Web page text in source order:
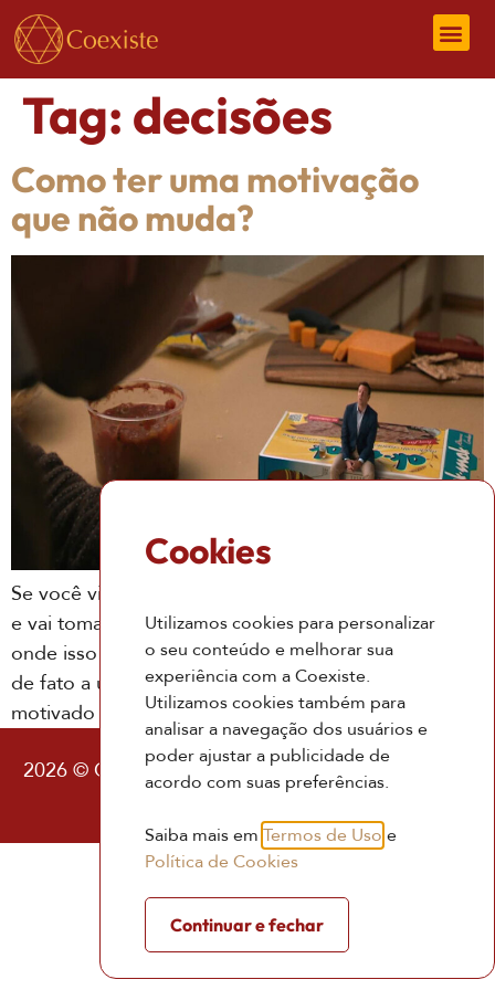
Tag: decisões
Como ter uma motivação
que não muda?
Se você vive buscando algo para se sentir motivado,
e vai tomando uma série de decisões sem saber
onde isso vai dar, e no fim, parece que nada chega
de fato a um lugar, saiba, dá para mudar isso e viver
motivado em qualquer circunstância
2026 © Coexiste – Consultoria Existencial |
Termos de Uso
Cookies
Utilizamos cookies para personalizar
o seu conteúdo e melhorar sua
experiência com a Coexiste.
Utilizamos cookies também para
analisar a navegação dos usuários e
poder ajustar a publicidade de
acordo com suas preferências.
Saiba mais em Termos de Uso e
Política de Cookies
Continuar e fechar